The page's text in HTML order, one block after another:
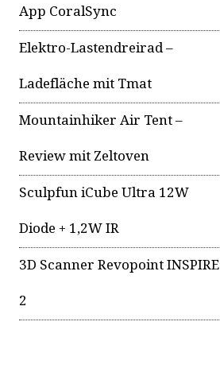
App CoralSync
Elektro-Lastendreirad –
Ladefläche mit Tmat
Mountainhiker Air Tent –
Review mit Zeltoven
Sculpfun iCube Ultra 12W
Diode + 1,2W IR
3D Scanner Revopoint INSPIRE
2